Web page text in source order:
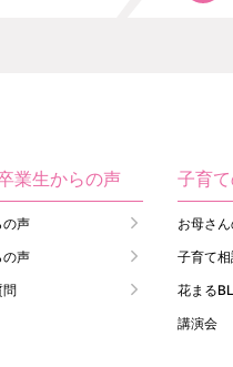
業生からの声
の声
の声
問
子育
お母さ
子育て
花まる
講演会